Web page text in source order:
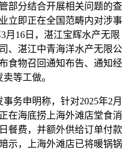
部分结合开展相关问题的查
立即正在全国范畴内对涉事
月16日，湛江宝辉水产无限
、湛江中青海洋水产无限公
食物召回通知布告、通知经
等工做。
务申明称，针对2025年2月
在海底捞上海外滩店堂食消
餐费，并额外供给订单付款
示，上海外滩店已将暖锅锅